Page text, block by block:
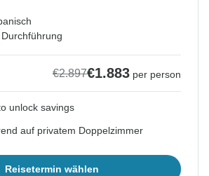
€2.897€1.883 per person
unlock savings
auf privatem Doppelzimmer
Reisetermin wählen